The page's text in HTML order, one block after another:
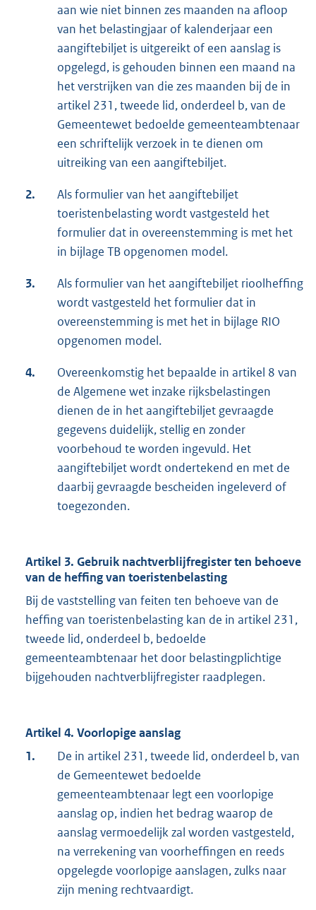
aan wie niet binnen zes maanden na afloop
van het belastingjaar of kalenderjaar een
aangiftebiljet is uitgereikt of een aanslag is
opgelegd, is gehouden binnen een maand na
het verstrijken van die zes maanden bij de in
artikel 231, tweede lid, onderdeel b, van de
Gemeentewet bedoelde gemeenteambtenaar
een schriftelijk verzoek in te dienen om
uitreiking van een aangiftebiljet.
2.
Als formulier van het aangiftebiljet
toeristenbelasting wordt vastgesteld het
formulier dat in overeenstemming is met het
in bijlage TB opgenomen model.
3.
Als formulier van het aangiftebiljet rioolheffing
wordt vastgesteld het formulier dat in
overeenstemming is met het in bijlage RIO
opgenomen model.
4.
Overeenkomstig het bepaalde in artikel 8 van
de Algemene wet inzake rijksbelastingen
dienen de in het aangiftebiljet gevraagde
gegevens duidelijk, stellig en zonder
voorbehoud te worden ingevuld. Het
aangiftebiljet wordt ondertekend en met de
daarbij gevraagde bescheiden ingeleverd of
toegezonden.
Artikel 3. Gebruik nachtverblijfregister ten behoeve
van de heffing van toeristenbelasting
Bij de vaststelling van feiten ten behoeve van de
heffing van toeristenbelasting kan de in artikel 231,
tweede lid, onderdeel b, bedoelde
gemeenteambtenaar het door belastingplichtige
bijgehouden nachtverblijfregister raadplegen.
Artikel 4. Voorlopige aanslag
1.
De in artikel 231, tweede lid, onderdeel b, van
de Gemeentewet bedoelde
gemeenteambtenaar legt een voorlopige
aanslag op, indien het bedrag waarop de
aanslag vermoedelijk zal worden vastgesteld,
na verrekening van voorheffingen en reeds
opgelegde voorlopige aanslagen, zulks naar
zijn mening rechtvaardigt.